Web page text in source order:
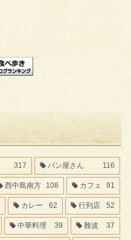
317 パン屋さん 116
西中島南方 108 カフェ 91
カレー 62 行列店 52
中華料理 39 難波 37